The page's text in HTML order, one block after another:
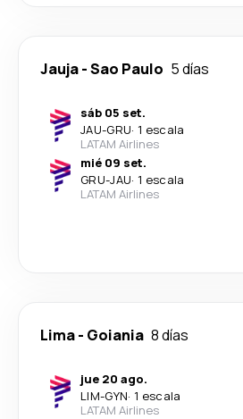
Jauja-Sao Paulo 5 días
sáb 05 set.
JAU-GRU· 1 escala
LATAM Airlines
mié 09 set.
GRU-JAU· 1 escala
LATAM Airlines
Lima- Goiania 8 días
jue 20 ago.
LIM-GYN· 1 escala
LATAM Airlines